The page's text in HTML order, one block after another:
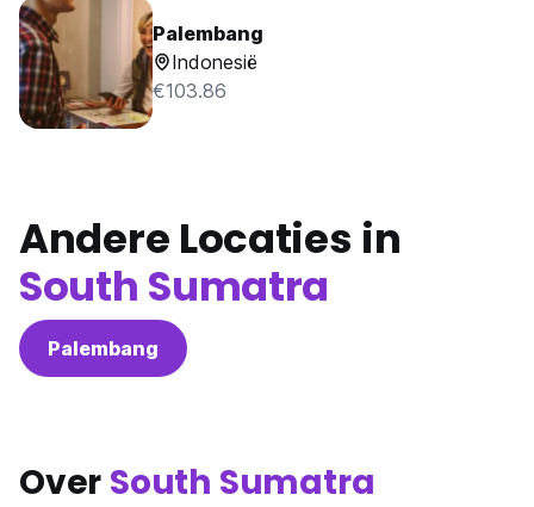
Palembang
Indonesië
€103.86
Andere Locaties in
South Sumatra
Palembang
Over South Sumatra